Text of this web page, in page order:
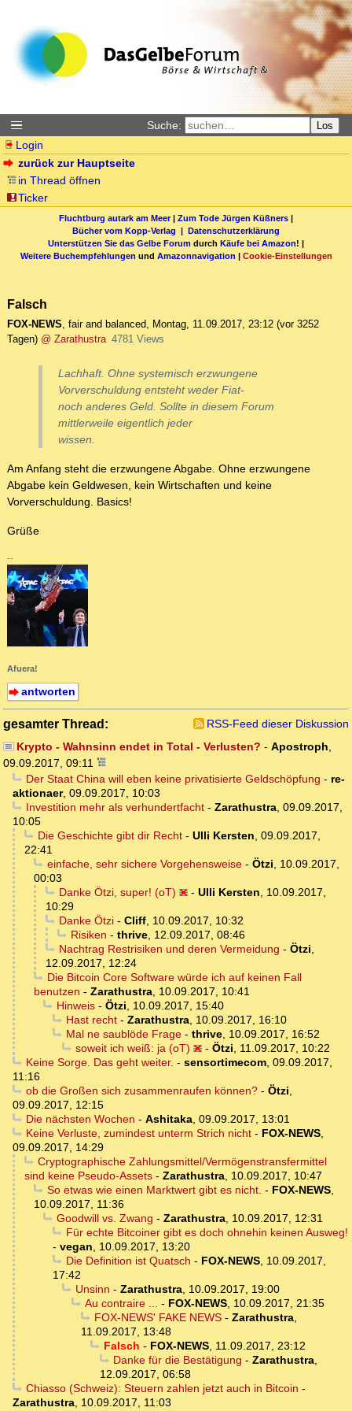
Suche: Los
Login
zurück zur Hauptseite
in Thread öffnen
Ticker
Fluchtburg autark am Meer| Zum Tode Jürgen Küßners |
Bücher vom Kopp-Verlag | Datenschutzerklärung
Unterstützen Sie das Gelbe Forum durch Käufe bei Amazon! |
Weitere Buchempfehlungen und Amazonnavigation | Cookie-Einstellungen
Falsch
FOX-NEWS, fair and balanced, Montag, 11.09.2017, 23:12 (vor 3252
Tagen) @ Zarathustra 4781 Views
Lachhaft. Ohne systemisch erzwungene
Vorverschuldung entsteht weder Fiat-
noch anderes Geld. Sollte in diesem Forum
mittlerweile eigentlich jeder
wissen.
Am Anfang steht die erzwungene Abgabe. Ohne erzwungene
Abgabe kein Geldwesen, kein Wirtschaften und keine
Vorverschuldung. Basics!
Grüße
--
Afuera!
antworten
gesamter Thread:
RSS-Feed dieser Diskussion
Krypto - Wahnsinn endet in Total - Verlusten? - Apostroph
09.09.2017, 09:11
Der Staat China will eben keine privatisierte Geldschöpfung - re-
aktionaer, 09.09.2017, 10:03
Investition mehr als verhundertfacht- Zarathustra, 09.09.2017,
10:05
Die Geschichte gibt dir Recht- Ulli Kersten 09.09.2017,
22:41
einfache, sehr sichere Vorgehensweise- Ötzi
10.09.2017,
00:03
Danke Ötzi, super! (oT)
- Ulli Kersten
10.09.2017,
10:29
Danke Ötzi- Cliff, 10.09.2017, 10:32
Risiken - thrive, 12.09.2017, 08:46
Nachtrag Restrisiken und deren Vermeidung - Ötzi
12.09.2017, 12:24
Die Bitcoin Core Software würde ich auf keinen Fall
benutzen - Zarathustra 10.09.2017, 10:41
Hinweis- Ötzi
10.09.2017, 15:40
Hast recht- Zarathustra, 10.09.2017, 16:10
Mal ne saublöde Frage- thrive, 10.09.2017, 16:52
soweit ich weiß: ja (oT)
- Ötzi
11.09.2017, 10:22
Keine Sorge. Das geht weiter. - sensortimecom, 09.09.2017,
11:16
ob die Großen sich zusammenraufen können?- Ötzi
09.09.2017, 12:15
Die nächsten Wochen - Ashitaka, 09.09.2017, 13:01
Keine Verluste, zumindest unterm Strich nicht- FOX-NEWS,
09.09.2017, 14:29
Cryptographische Zahlungsmittel/Vermögenstransfermittel
sind keine Pseudo-Assets - Zarathustra 10.09.2017, 10:47
So etwas wie einen Marktwert gibt es nicht. - FOX-NEWS,
10.09.2017, 11:36
Goodwill vs. Zwang - Zarathustra, 10.09.2017, 12:31
Für echte Bitcoiner gibt es doch ohnehin keinen Ausweg!
- vegan
10.09.2017, 13:20
Die Definition ist Quatsch - FOX-NEWS, 10.09.2017,
17:42
Unsinn - Zarathustra, 10.09.2017, 19:00
Au contraire ...
- FOX-NEWS, 10.09.2017, 21:35
FOX-NEWS' FAKE NEWS- Zarathustra,
11.09.2017, 13:48
Falsch - FOX-NEWS, 11.09.2017, 23:12
Danke für die Bestätigung - Zarathustra,
12.09.2017, 06:58
Chiasso (Schweiz): Steuern zahlen jetzt auch in Bitcoin -
Zarathustra 10.09.2017, 11:03